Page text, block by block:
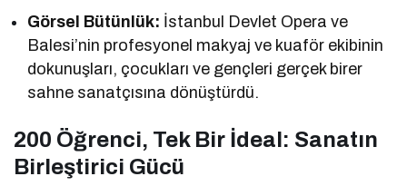
Görsel Bütünlük: İstanbul Devlet Opera ve
Balesi’nin profesyonel makyaj ve kuaför ekibinin
dokunuşları, çocukları ve gençleri gerçek birer
sahne sanatçısına dönüştürdü.
200 Öğrenci, Tek Bir İdeal: Sanatın
Birleştirici Gücü